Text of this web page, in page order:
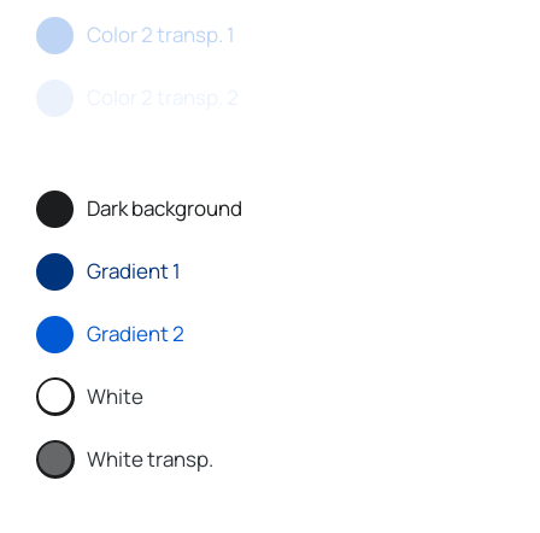
Color 2 transp. 1
Dark background
Gradient 1
Gradient 2
White
White transp.